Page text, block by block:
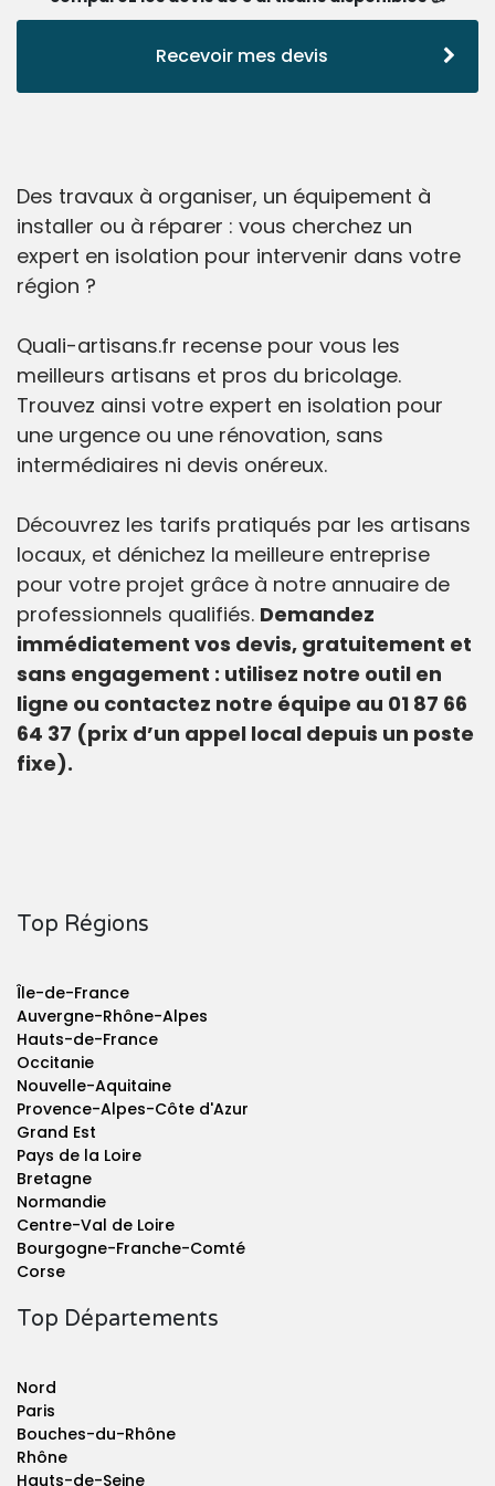
Recevoir mes devis
Des travaux à organiser, un équipement à
installer ou à réparer : vous cherchez un
expert en isolation pour intervenir dans votre
région ?
Quali-artisans.fr recense pour vous les
meilleurs artisans et pros du bricolage.
Trouvez ainsi votre expert en isolation pour
une urgence ou une rénovation, sans
intermédiaires ni devis onéreux.
Découvrez les tarifs pratiqués par les artisans
locaux, et dénichez la meilleure entreprise
pour votre projet grâce à notre annuaire de
professionnels qualifiés. Demandez
immédiatement vos devis, gratuitement et
sans engagement : utilisez notre outil en
ligne ou contactez notre équipe au 01 87 66
64 37 (prix d’un appel local depuis un poste
fixe).
Top Régions
Île-de-France
Auvergne-Rhône-Alpes
Hauts-de-France
Occitanie
Nouvelle-Aquitaine
Provence-Alpes-Côte d'Azur
Grand Est
Pays de la Loire
Bretagne
Normandie
Centre-Val de Loire
Bourgogne-Franche-Comté
Corse
Top Départements
Nord
Paris
Bouches-du-Rhône
Rhône
Hauts-de-Seine